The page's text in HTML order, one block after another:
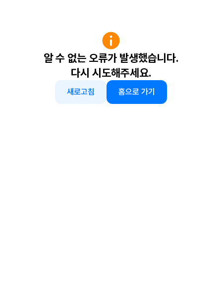
알 수 없는 오류가 발생했습니다.
다시 시도해주세요.
새로고침 홈으로 가기